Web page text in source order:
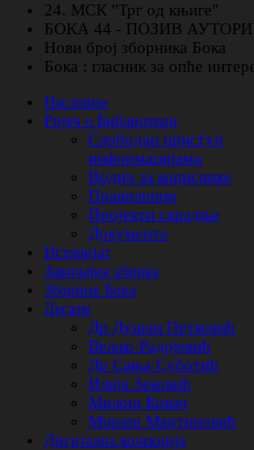
24. МСК "Трг од књиге"
БОКА 44 - ПОЗИВ
Нови број зборника Бока
Бока : гласник за опће
Насловна
Ријеч о Библиотеци
Слободан приступ
информацијама
Водич за кориснике
Правилници
Пројекти сарадње
Документа
Историјат
Завичајна збирка
Зборник Бока
Легати
Др Душан Петковић
Вељко Радојевић
Др Сања Суботић
Илија Зековић
Милош Ковач
Мираш Мартиновић
Дигитална колекција